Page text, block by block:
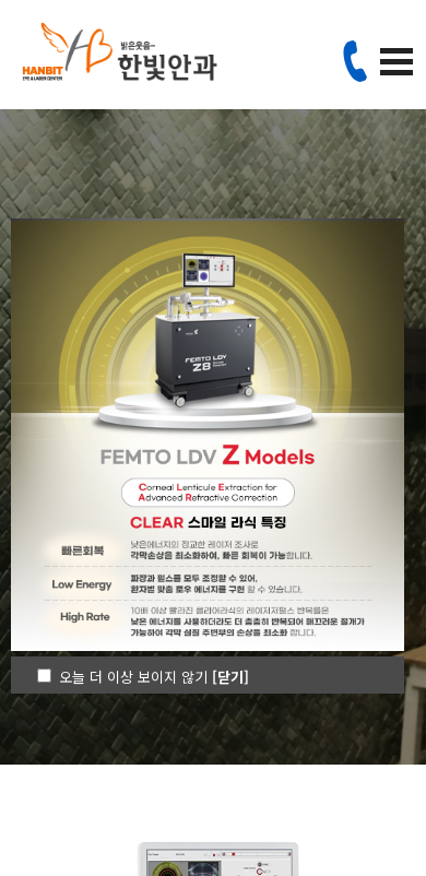
오늘 더 이상 보이지 않기 [닫기]
since 2000
24년의 풍부한 경험
한빛안과가 여러분들의
눈 지킴이가 되겠습니다.